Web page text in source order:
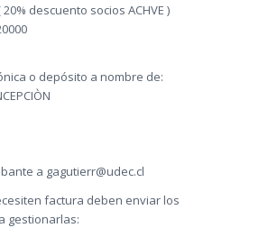
descuento socios ACHVE )
o depósito a nombre de:
a gagutierr@udec.cl
factura deben enviar los
gestionarlas: